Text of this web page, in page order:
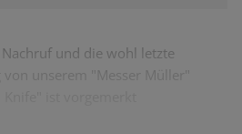
und die wohl letzte
unserem "Messer Müller"